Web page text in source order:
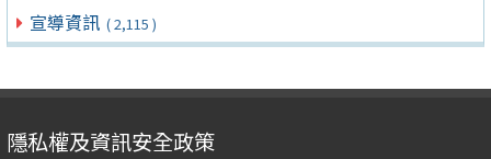
宣導資訊 ( 2,115 )
隱私權及資訊安全政策